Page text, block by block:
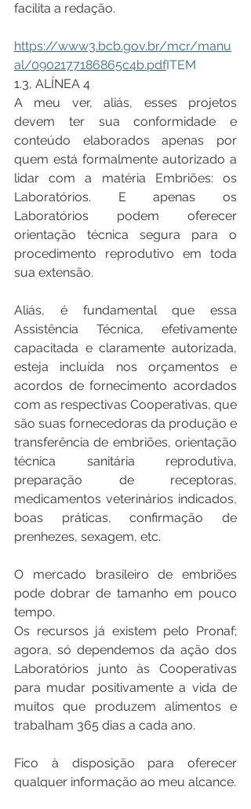
facilita a redação.
https://www3.bcb.gov.br/mcr/manu
al/0902177186865c4b.pdfITEM
1.3, ALÍNEA 4
A meu ver, aliás, esses projetos
devem ter sua conformidade e
conteúdo elaborados apenas por
quem está formalmente autorizado a
lidar com a matéria Embriões: os
Laboratórios. E apenas os
Laboratórios podem oferecer
orientação técnica segura para o
procedimento reprodutivo em toda
sua extensão.
Aliás, é fundamental que essa
Assistência Técnica, efetivamente
capacitada e claramente autorizada,
esteja incluída nos orçamentos e
acordos de fornecimento acordados
com as respectivas Cooperativas, que
são suas fornecedoras da produção e
transferência de embriões, orientação
técnica sanitária reprodutiva,
preparação de receptoras,
medicamentos veterinários indicados,
boas práticas, confirmação de
prenhezes, sexagem, etc.
O mercado brasileiro de embriões
pode dobrar de tamanho em pouco
tempo.
Os recursos já existem pelo Pronaf;
agora, só dependemos da ação dos
Laboratórios junto às Cooperativas
para mudar positivamente a vida de
muitos que produzem alimentos e
trabalham 365 dias a cada ano.
Fico à disposição para oferecer
qualquer informação ao meu alcance.